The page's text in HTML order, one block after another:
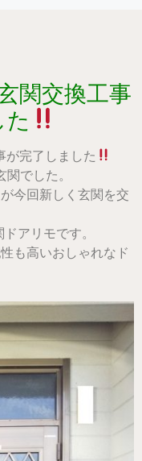
関交換工事
た
が完了しました
でした。
今回新しく玄関を交
アリモです。
も高いおしゃれなド